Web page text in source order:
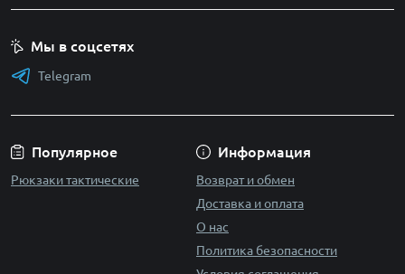
Популярное
Рюкзаки тактические
Информация
Возврат и обмен
Доставка и оплата
О нас
Политика безопасности
Мы в соцсетях
Telegram